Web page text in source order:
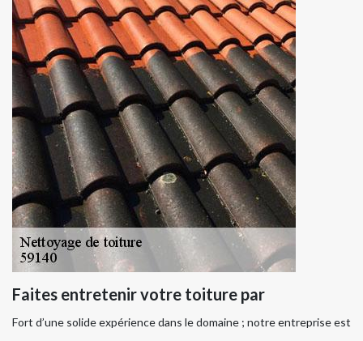
Faites entretenir votre toiture par
Fort d’une solide expérience dans le domaine ; notre entreprise est